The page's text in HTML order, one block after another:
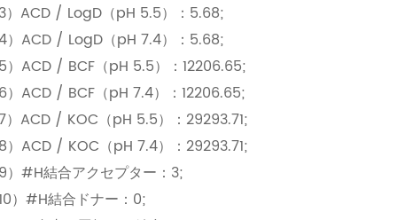
）ACD / LogD（pH 5.5）：5.68;
）ACD / LogD（pH 7.4）：5.68;
）ACD / BCF（pH 5.5）：12206.65;
）ACD / BCF（pH 7.4）：12206.65;
）ACD / KOC（pH 5.5）：29293.71;
）ACD / KOC（pH 7.4）：29293.71;
）#H結合アクセプター：3;
）#H結合ドナー：0;